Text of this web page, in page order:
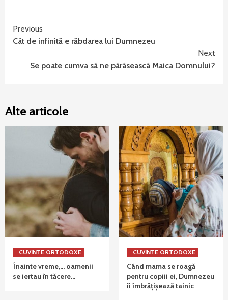
Continue
Reading
Previous
Cât de infinită e răbdarea lui Dumnezeu
Next
Se poate cumva sã ne pãrãseascã Maica Domnului?
Alte articole
CUVINTE ORTODOXE
Înainte vreme,… oamenii
se iertau în tăcere…
CUVINTE ORTODOXE
Când mama se roagă
pentru copiii ei, Dumnezeu
îi îmbrățișează tainic